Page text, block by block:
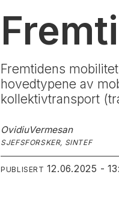
Fremtidens
hovedtypene av
kollektivtransport
OvidiuVermesan
SJEFSFORSKER, SINTEF
PUBLISERT 12.06.2025 -